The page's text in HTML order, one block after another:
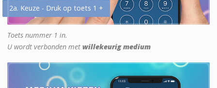
2a. Keuze - Druk op toets 1 +
Toets nummer 1 in.
U wordt verbonden met willekeurig medium